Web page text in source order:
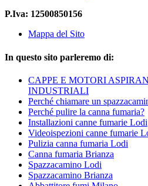
P.Iva: 12500850156
Mappa del Sito
In questo sito parleremo di:
CAPPE E MOTORI
INDUSTRIALI
Perché chiamare un
Perché pulire la canna fumaria?
Installazioni canne fumarie Lodi
Videoispezioni canne fumarie
Pulizia canna fumaria Lodi
Canna fumaria Brianza
Spazzacamino Lodi
Spazzacamino Brianza